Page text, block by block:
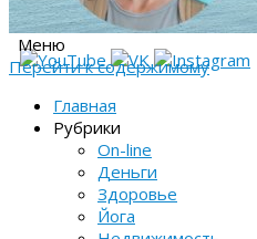
Меню
Перейти к содержимому
Главная
Рубрики
On-line
Деньги
Здоровье
Йога